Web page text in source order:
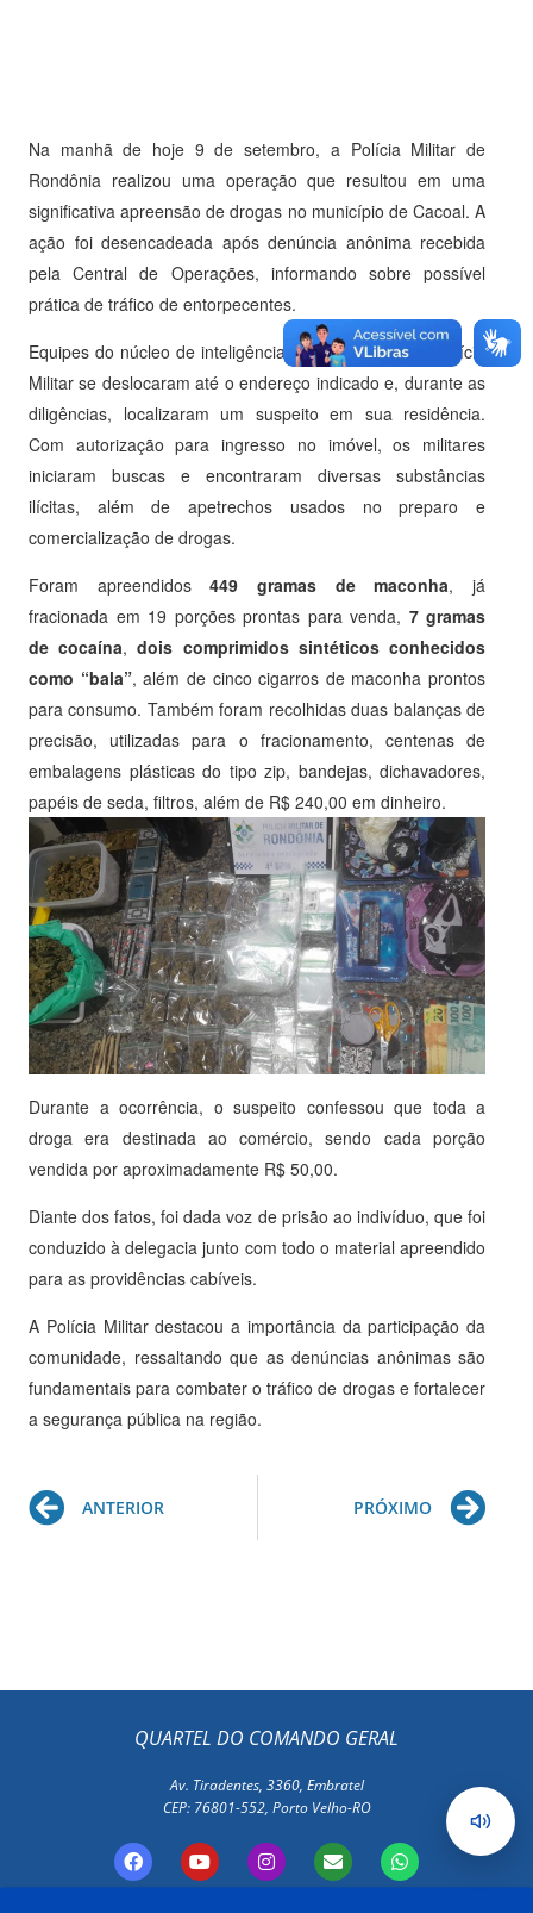
Na manhã de hoje 9 de setembro, a Polícia Militar de
Rondônia realizou uma operação que resultou em uma
significativa apreensão de drogas no município de Cacoal. A
ação foi desencadeada após denúncia anônima recebida
pela Central de Operações, informando sobre possível
prática de tráfico de entorpecentes.
Equipes do núcleo de inteligência do 4º Batalhão de Polícia
Militar se deslocaram até o endereço indicado e, durante as
diligências, localizaram um suspeito em sua residência.
Com autorização para ingresso no imóvel, os militares
iniciaram buscas e encontraram diversas substâncias
ilícitas, além de apetrechos usados no preparo e
comercialização de drogas.
Foram apreendidos449 gramas de maconha, já
fracionada em 19 porções prontas para venda, 7 gramas
de cocaína,dois comprimidos sintéticos conhecidos
como “bala”, além de cinco cigarros de maconha prontos
para consumo. Também foram recolhidas duas balanças de
precisão, utilizadas para o fracionamento, centenas de
embalagens plásticas do tipo zip, bandejas, dichavadores,
papéis de seda, filtros, além de R$ 240,00 em dinheiro.
Durante a ocorrência, o suspeito confessou que toda a
droga era destinada ao comércio, sendo cada porção
vendida por aproximadamente R$ 50,00.
Diante dos fatos, foi dada voz de prisão ao indivíduo, que foi
conduzido à delegacia junto com todo o material apreendido
para as providências cabíveis.
A Polícia Militar destacou a importância da participação da
comunidade, ressaltando que as denúncias anônimas são
fundamentais para combater o tráfico de drogas e fortalecer
a segurança pública na região.
Prev
ANTERIOR PRÓXIMO
QUARTEL DO COMANDO GERAL
Av. Tiradentes, 3360, Embratel
CEP: 76801-552, Porto Velho-RO
F
a
c
Y
o
u
I
n
s
E
n
v
W
h
a